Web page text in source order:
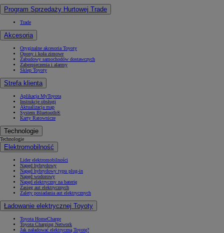
Program Sprzedaży Hurtowej Trade
Trade
Akcesoria
Oryginalne akcesoria Toyoty
Opony i koła zimowe
Zabudowy samochodów dostawczych
Zabezpieczenia i alarmy
Sklep Toyoty
Strefa klienta
Aplikacja MyToyota
Instrukcje obsługi
Aktualizacja map
System Bluetooth®
Karty Ratownicze
Technologie
Technologie
Elektromobilność
Lider elektromobilności
Napęd hybrydowy
Napęd hybrydowy typu plug-in
Napęd wodorowy
Napęd elektryczny na baterię
Zasięg aut elektrycznych
Zalety posiadania aut elektrycznych
Ładowanie elektrycznej Toyoty
Toyota HomeCharge
Toyota Charging Network
Jak naładować elektryczną Toyotę?